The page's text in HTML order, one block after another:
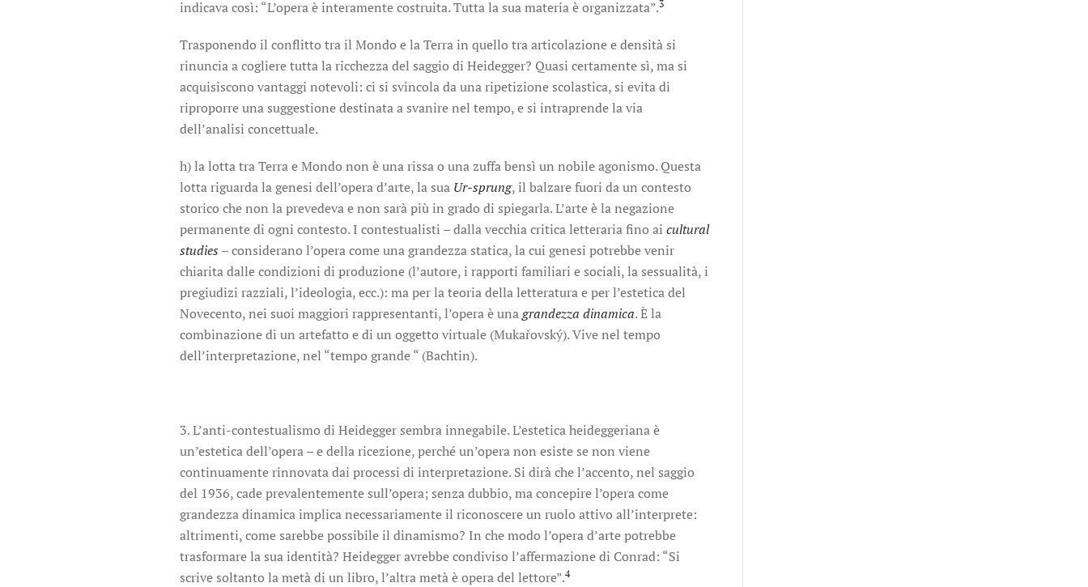
indicava così: “L’opera è interamente costruita. Tutta la sua materia è organizzata”.3
Trasponendo il conflitto tra il Mondo e la Terra in quello tra articolazione e densità si
rinuncia a cogliere tutta la ricchezza del saggio di Heidegger? Quasi certamente sì, ma si
acquisiscono vantaggi notevoli: ci si svincola da una ripetizione scolastica, si evita di
riproporre una suggestione destinata a svanire nel tempo, e si intraprende la via
dell’analisi concettuale.
h) la lotta tra Terra e Mondo non è una rissa o una zuffa bensì un nobile agonismo. Questa
lotta riguarda la genesi dell’opera d’arte, la sua Ur-sprung, il balzare fuori da un contesto
storico che non la prevedeva e non sarà più in grado di spiegarla. L’arte è la negazione
permanente di ogni contesto. I contestualisti – dalla vecchia critica letteraria fino ai cultural
studies – considerano l’opera come una grandezza statica, la cui genesi potrebbe venir
chiarita dalle condizioni di produzione (l’autore, i rapporti familiari e sociali, la sessualità, i
pregiudizi razziali, l’ideologia, ecc.): ma per la teoria della letteratura e per l’estetica del
Novecento, nei suoi maggiori rappresentanti, l’opera è unagrandezza dinamica. È la
combinazione di un artefatto e di un oggetto virtuale (Mukařovský). Vive nel tempo
dell’interpretazione, nel “tempo grande “ (Bachtin).
3. L’anti-contestualismo di Heidegger sembra innegabile. L’estetica heideggeriana è
un’estetica dell’opera – e della ricezione, perché un’opera non esiste se non viene
continuamente rinnovata dai processi di interpretazione. Si dirà che l’accento, nel saggio
del 1936, cade prevalentemente sull’opera; senza dubbio, ma concepire l’opera come
grandezza dinamica implica necessariamente il riconoscere un ruolo attivo all’interprete:
altrimenti, come sarebbe possibile il dinamismo? In che modo l’opera d’arte potrebbe
trasformare la sua identità? Heidegger avrebbe condiviso l’affermazione di Conrad: “Si
scrive soltanto la metà di un libro, l’altra metà è opera del lettore”.4